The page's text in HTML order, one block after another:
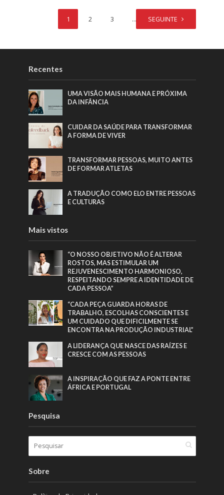
1 2 3 … 17
SEGUINTE
Recentes
UMA VISÃO MAIS HUMANA E PRÓXIMA
DA INFÂNCIA
CUIDAR DA SAÚDE PARA TRANSFORMAR
A FORMA DE VIVER
TRANSFORMAR PESSOAS, MUITO ANTES
DE FORMAR ATLETAS
A TRADUÇÃO COMO ELO ENTRE PESSOAS
E CULTURAS
Mais vistos
“O NOSSO OBJETIVO NÃO É ALTERAR
ROSTOS, MAS ESTIMULAR UM
REJUVENESCIMENTO HARMONIOSO,
RESPEITANDO SEMPRE A IDENTIDADE DE
CADA PESSOA”
“CADA PEÇA GUARDA HORAS DE
TRABALHO, ESCOLHAS CONSCIENTES E
UM CUIDADO QUE DIFICILMENTE SE
ENCONTRA NA PRODUÇÃO INDUSTRIAL”
A LIDERANÇA QUE NASCE DAS RAÍZES E
CRESCE COM AS PESSOAS
A INSPIRAÇÃO QUE FAZ A PONTE ENTRE
ÁFRICA E PORTUGAL
Pesquisa
Sobre